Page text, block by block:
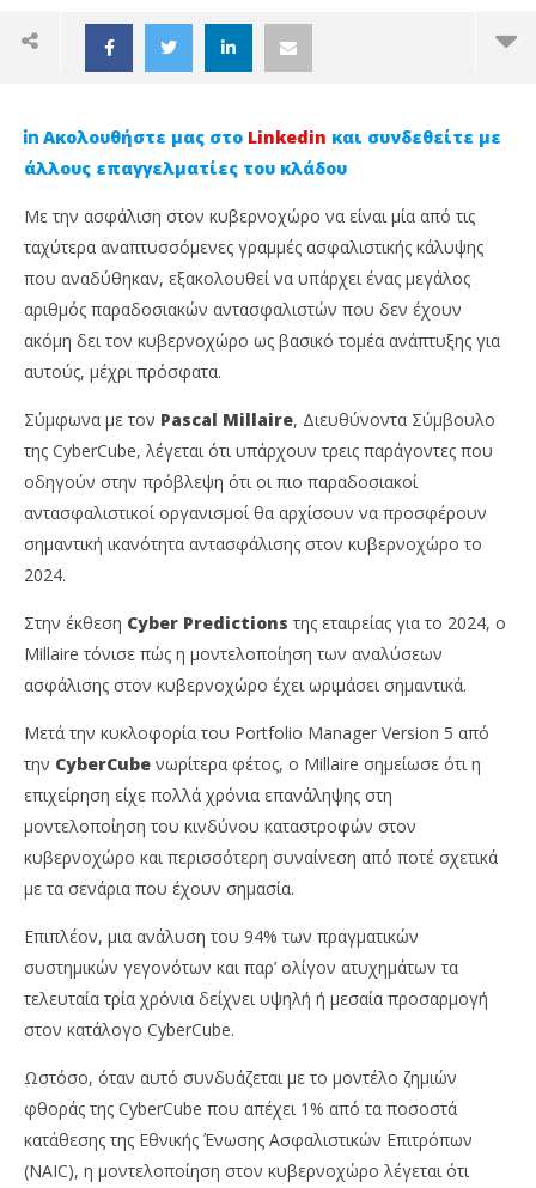
NOW VIEWING
CyberCube: Περισσότεροι αντασφαλιστές με
ουσιαστική ικανότητα αντασφάλισης στον
κυβερνοχώρο το 2024
20
Δεκεμβρίου,
2023
Insurance
News
Team
Ακολουθήστε μας στο Linkedin και συνδεθείτε με
άλλους επαγγελματίες του κλάδου
Με την ασφάλιση στον κυβερνοχώρο να είναι μία από τις
ταχύτερα αναπτυσσόμενες γραμμές ασφαλιστικής κάλυψης
που αναδύθηκαν, εξακολουθεί να υπάρχει ένας μεγάλος
αριθμός παραδοσιακών αντασφαλιστών που δεν έχουν
ακόμη δει τον κυβερνοχώρο ως βασικό τομέα ανάπτυξης για
αυτούς, μέχρι πρόσφατα.
Σύμφωνα με τον Pascal Millaire, Διευθύνοντα Σύμβουλο
της CyberCube, λέγεται ότι υπάρχουν τρεις παράγοντες που
οδηγούν στην πρόβλεψη ότι οι πιο παραδοσιακοί
αντασφαλιστικοί οργανισμοί θα αρχίσουν να προσφέρουν
σημαντική ικανότητα αντασφάλισης στον κυβερνοχώρο το
2024.
Στην έκθεση Cyber Predictions της εταιρείας για το 2024, ο
Millaire τόνισε πώς η μοντελοποίηση των αναλύσεων
ασφάλισης στον κυβερνοχώρο έχει ωριμάσει σημαντικά.
Μετά την κυκλοφορία του Portfolio Manager Version 5 από
την CyberCube νωρίτερα φέτος, ο Millaire σημείωσε ότι η
επιχείρηση είχε πολλά χρόνια επανάληψης στη
μοντελοποίηση του κινδύνου καταστροφών στον
κυβερνοχώρο και περισσότερη συναίνεση από ποτέ σχετικά
με τα σενάρια που έχουν σημασία.
Επιπλέον, μια ανάλυση του 94% των πραγματικών
συστημικών γεγονότων και παρ’ ολίγον ατυχημάτων τα
τελευταία τρία χρόνια δείχνει υψηλή ή μεσαία προσαρμογή
στον κατάλογο CyberCube.
Ωστόσο, όταν αυτό συνδυάζεται με το μοντέλο ζημιών
φθοράς της CyberCube που απέχει 1% από τα ποσοστά
κατάθεσης της Εθνικής Ένωσης Ασφαλιστικών Επιτρόπων
(NAIC), η μοντελοποίηση στον κυβερνοχώρο λέγεται ότι